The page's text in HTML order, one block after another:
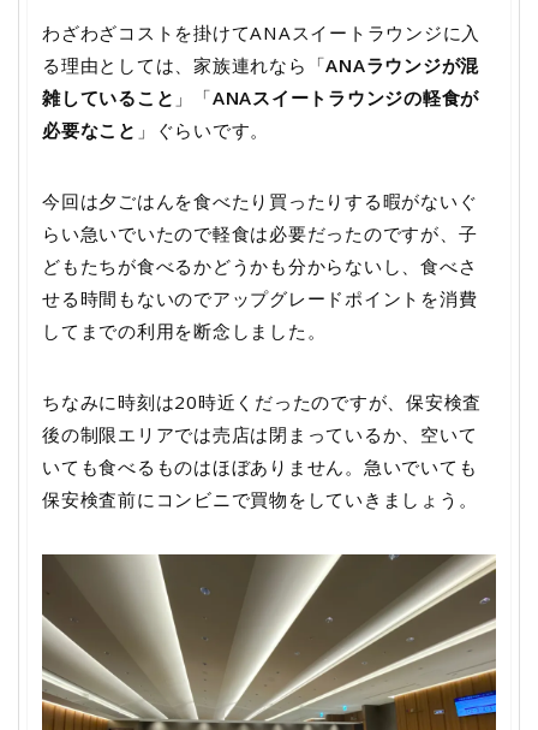
わざわざコストを掛けてANAスイートラウンジに入
る理由としては、家族連れなら「ANAラウンジが混
雑していること 」「ANAスイートラウンジの軽食が
必要なこと 」ぐらいです。
今回は夕ごはんを食べたり買ったりする暇がないぐ
らい急いでいたので軽食は必要だったのですが、子
どもたちが食べるかどうかも分からないし、食べさ
せる時間もないのでアップグレードポイントを消費
してまでの利用を断念しました。
ちなみに時刻は20時近くだったのですが、保安検査
後の制限エリアでは売店は閉まっているか、空いて
いても食べるものはほぼありません。急いでいても
保安検査前にコンビニで買物をしていきましょう。